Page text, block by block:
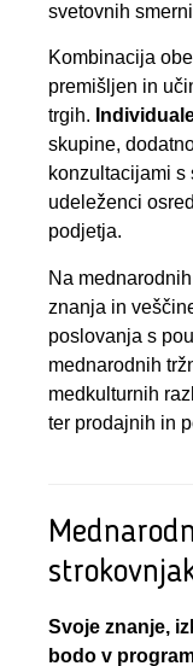
svetovnih
Kombinacija
premišljen in
trgih.
skupine,
konzultacijami s
udeleženci
podjetja.
Na
znanja in
poslovanja s
mednarodnih
medkulturnih
ter prodajnih in
Svoje znanje,
bodo v